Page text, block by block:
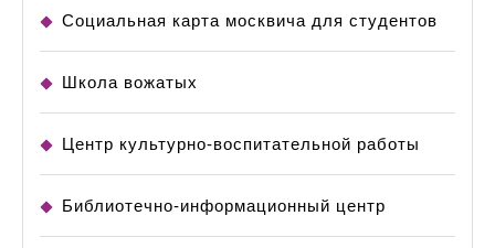
Социальная карта москвича для студентов
Школа вожатых
Центр культурно-воспитательной работы
Библиотечно-информационный центр